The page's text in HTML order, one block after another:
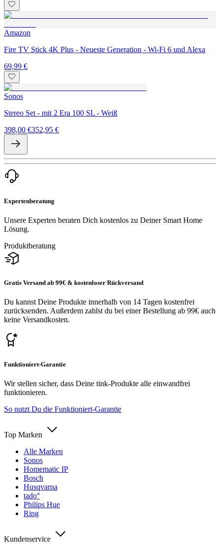
Amazon
Fire TV Stick 4K Plus - Neueste Generation - Wi-Fi 6 und Alexa
69,99 €
Sonos
Stereo Set - mit 2 Era 100 SL - Weiß
398,00 €352,95 €
Expertenberatung
Unsere Experten beraten Dich kostenlos zu Deiner Smart Home
Lösung.
Produktberatung
Gratis Versand ab 99€ & kostenloser Rückversand
Du kannst Deine Produkte innerhalb von 14 Tagen kostenfrei
zurücksenden. Außerdem zahlst du bei einer Bestellung ab 99€ auch
keine Versandkosten.
Funktioniert-Garantie
Wir stellen sicher, dass Deine tink-Produkte alle einwandfrei
funktionieren.
So nutzt Du die Funktioniert-Garantie
Top Marken
Alle Marken
Sonos
Homematic IP
Bosch
Husqvarna
tado°
Philips Hue
Ring
Kundenservice